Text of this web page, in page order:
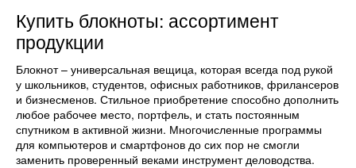
Купить блокноты: ассортимент
продукции
Блокнот – универсальная вещица, которая всегда под рукой
у школьников, студентов, офисных работников, фрилансеров
и бизнесменов. Стильное приобретение способно дополнить
любое рабочее место, портфель, и стать постоянным
спутником в активной жизни. Многочисленные программы
для компьютеров и смартфонов до сих пор не смогли
заменить проверенный веками инструмент деловодства.